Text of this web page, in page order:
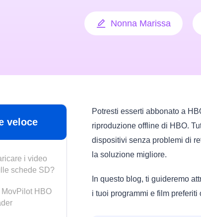
Nonna Marissa
veloce
i video
schede SD?
HBO
Potresti esserti abbonato a
riproduzione offline di HBO.
dispositivi senza problemi di
la soluzione migliore.
In questo blog, ti guideremo
i tuoi programmi e film